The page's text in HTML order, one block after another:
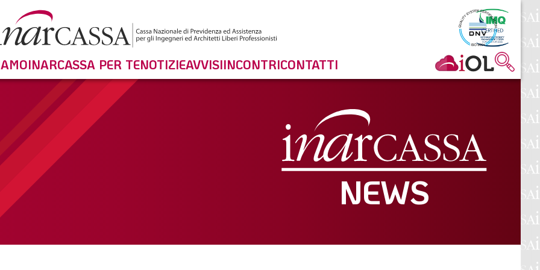
INARCASSA PER TENOTIZIEAVVISIINCONTRICONTATTI
NEWS